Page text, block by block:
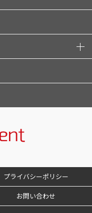
プライバシーポリシー
お問い合わせ